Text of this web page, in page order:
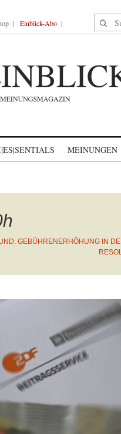
Einblick-Abo Suche
MEINUNGEN
GEBÜHRENERHÖHUNG IN